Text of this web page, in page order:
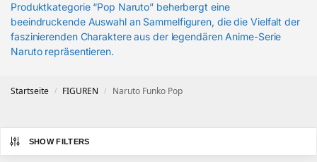
Produktkategorie “Pop Naruto” beherbergt eine
beeindruckende Auswahl an Sammelfiguren, die die Vielfalt der
faszinierenden Charaktere aus der legendären Anime-Serie
Naruto repräsentieren.
Startseite / FIGUREN / Naruto Funko Pop
SHOW FILTERS